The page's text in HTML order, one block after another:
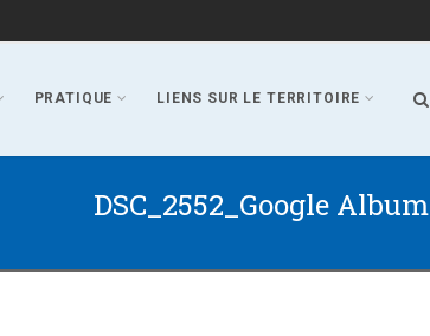
PRATIQUE LIENS SUR LE TERRITOIRE
DSC_2552_Google Album